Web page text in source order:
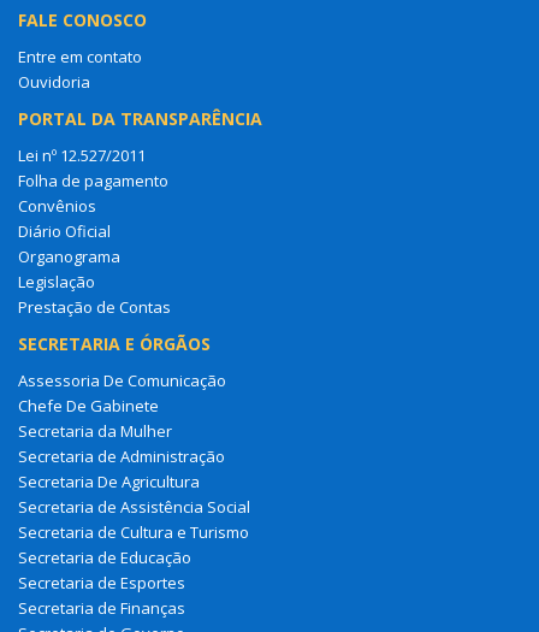
FALE CONOSCO
Entre em contato
Ouvidoria
PORTAL DA TRANSPARÊNCIA
Lei nº 12.527/2011
Folha de pagamento
Convênios
Diário Oficial
Organograma
Legislação
Prestação de Contas
SECRETARIA E ÓRGÃOS
Assessoria De Comunicação
Chefe De Gabinete
Secretaria da Mulher
Secretaria de Administração
Secretaria De Agricultura
Secretaria de Assistência Social
Secretaria de Cultura e Turismo
Secretaria de Educação
Secretaria de Esportes
Secretaria de Finanças